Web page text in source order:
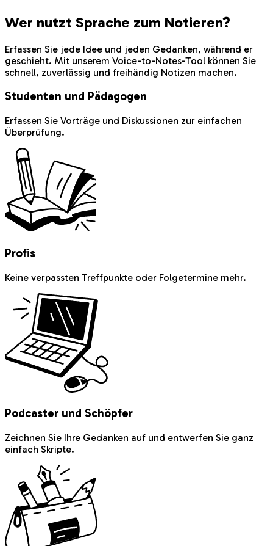
Wer nutzt Sprache zum Notieren?
Erfassen Sie jede Idee und jeden Gedanken, während er
geschieht. Mit unserem Voice-to-Notes-Tool können Sie
schnell, zuverlässig und freihändig Notizen machen.
Studenten und Pädagogen
Erfassen Sie Vorträge und Diskussionen zur einfachen
Überprüfung.
Profis
Keine verpassten Treffpunkte oder Folgetermine mehr.
Podcaster und Schöpfer
Zeichnen Sie Ihre Gedanken auf und entwerfen Sie ganz
einfach Skripte.